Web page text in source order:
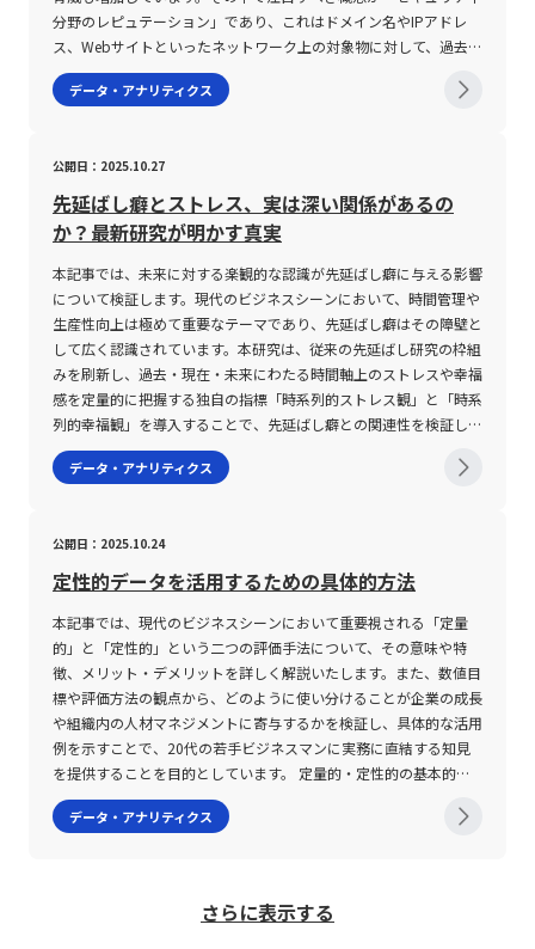
へと進化していることは明らかです。 若手ビジネスマンとして今
後ますますグローバルな視点から資産運用やリスクマネジメントに
しております。市場の動向を見極め、科学的なアプローチと経験に
ドボラティリティ、ヒストリカルボラティリティ、リアライズドボ
ラティリティといった複数の視点から市場の動向を分析する手法
は、特にFX市場において有効である。 また、出来高や市場の流動
性、さらには時間帯や季節といった外部要因がボラティリティに与
急激な変動により予期せぬ損失を招くリスクも伴う。 そのため、
取引を行う際には各種テクニカル指標の活用や慎重な資金管理、さ
らにAIなどの最新技術を取り入れた相場分析が求められる。 特
に、若手ビジネスマンにとっては、リスクテイクの姿勢と同時に、
情報の正確な理解と柔軟な対応が今後のキャリアや資産運用におい
ても大いに役立つ知識となるだろう。 最後に、金融市場は常に変
動しており、ボラティリティの変化は新たな投資機会を提供する一
方で大きな落とし穴も存在する。 市場動向を定期的にモニター
し、最新の分析手法やツールを取り入れることで、投資リスクの低
減と利益の最大化を目指すことができる。 未来の市場環境におい
て、的確なリスク管理と柔軟な戦略の構築が、投資家としての成長
またがり、各企業の多様なニーズに対応できる柔軟性を有していま
す。一方で、システム導入においては、自社の業務プロセスに合致
した機能性、提供形態、サポート体制、操作性、既存システムとの
連携など複数の要件を精査し、総合的に判断する必要があります。
す。企業は、迅速な情報更新と正確なデータ管理を基盤とする新た
な人事システムの導入を通じて、業務効率の向上だけでなく、長期
的な組織強化を実現するチャンスを手にしています。今後、労働環
境や働き方のさらなる変革が予想される中で、デジタルツールとし
ての人事システムは、現代のビジネスパーソンにとって必須の戦略
ツールとなるでしょう。したがって、導入の際には各種注意点を十
分に考慮し、企業の現状と将来展望に応じた最適な選択が求められ
ます。これにより、社員が安心して能力を発揮できる環境を整備
し、企業全体の競争力を一層高めることが可能となるのです。
的なプロセスや、導入後に想定される各種シナリオ、リスクとベネ
フィットを評価するために、各分岐先において数値化された評価を
行います。この段階での数値評価は、実際のビジネス現場における
実績データや市場調査、フィードバックを反映することが求めら
て再構築・修正を行うことが不可欠です。 第四に、最終的な結論
や結果が明確になった段階で、ツリーの終点を示す終点ノードを配
置し、全体のプロセスをクローズします。ここでは、最終的な評価
額や効率性、リスク回避策などを詳細に記述し、導出された結論が
どのような根拠に基づいたものであるかを明確化させます。たとえ
ば、複数の自動化ツールの比較検討において、期待値や効果、投資
対効果の結果から最適なツールを選定するプロセスを具体例とする
ことで、デシジョンツリーの有用性が実証されます。 このよう
に、デシジョンツリーの作成は、単一の意思決定ではなく、複数の
選択肢を段階的に分析・評価することで複雑な課題に対して最適な
解決策を導出するためのフレームワークであると言えます。 デシ
ジョンツリーの注意点と留意事項 デシジョンツリーをビジネスで
活用する際には、いくつかの注意点が存在します。まず第一に、全
セスが複雑化するリスクが伴います。そのため、初期段階において
は大きな枠組みとして主要な要素を設定し、必要に応じて分岐ごと
に詳細な評価を行うという段階的アプローチが推奨されます。 次
に、デシジョンツリーはあくまで定量的な評価を補助するツールで
あり、すべてのビジネス課題に対して万能ではありません。特に、
数値化が難しい感性的な評価項目や、市場の急激な変動に伴う不確
実性を完全に反映することは困難であるため、定性的な判断とのバ
ランスを意識することが重要です。また、評価基準の設定にあたっ
ては、現場の実情や過去の実績、最新の市場動向を十分に反映させ
ることで、より信頼性の高い意思決定が可能となります。 さら
に、関係者間での認識共有が不十分な場合、デシジョンツリー自体
が一部の担当者の主観に偏ったものとなる可能性もあります。この
手ビジネスマンが実際のプロジェクトや業務改善活動においてこの
手法を活用する際には、メンターや先輩のアドバイスを取り入れる
も一般的です。ヒストグラムは、各階級ごとの度数を棒グラフで示
すため、データの偏りや集中傾向を直感的に把握できる利点があり
ます。この手法は、マーケティングリサーチや顧客満足度調査、さ
らには製品の品質管理に至るまで、幅広いビジネスシーンで活用さ
を階級ごとに区分する際の「階級幅」の設定が分析結果に大きく影
響します。階級幅が狭すぎると、表が複雑になり、逆に広すぎると
データの細部が失われ、全体の傾向を正確に把握しにくくなる可能
性があります。適切な階級幅の設定は、データの特性や目的に応じ
たバランスが求められ、試行錯誤を重ねて最適な分類方法を見出す
必要があります。 第二の注意点は、度数分布表から算出される統
計指標、すなわち平均値、中央値、最頻値の意味や計算方法に対す
る理解です。例えば、平均値は各階級値に度数を掛けた総和をデー
タ数で割ることで求められますが、データの分布が偏っている場合
には、中央値や最頻値がより有効な代表値となります。中央値は、
データを昇順または降順に並べた際の中央の値を示し、最頻値は最
も頻出する階級値を表します。これらの指標は、データの分布形状
が偏っている場合や外れ値の影響を受けやすい場合に、平均値だけ
ッドシートといった表計算ソフトを使用するのが一般的です。これ
らのツールでは、Frequency関数やCOUNTIF、COUNTIFSといった
ができます。たとえば、特定の範囲内におけるデータ数を算出した
り、指定した条件に重複するデータをカウントすることにより、効
率的かつ正確な度数分布表の作成が可能となります。さらに、表計
算ソフトに備わるグラフ作成機能を利用すれば、ヒストグラムや棒
グラフなどを手軽に生成し、視覚的な分析資料として活用できる点
も大きな利点です。 ただし、これらのツールを用いた作業におい
ては、各関数や機能の仕様を正確に把握することが求められます。
たとえば、COUNTIFS関数は複数の条件を同時に満たすセルの数を
求めるため、1つの条件のみを対象とする場合と条件が複数ある場
データチェックや検証は必須です。これらの注意点を踏まえた上
で、度数分布表の作成やその結果の解釈を行うことが、正確なデー
り、複利効果を考慮しているため、成長の持続性をより正確に評価
できる点が特徴です。 CAGRの注意点 一方で、CAGRの利用にあた
ってはいくつかの重要な注意点があります。まず第一に、CAGRは
あくまで期間全体の平均値を算出するため、中間における一時的な
るため、短期の変動要因やリスク評価が十分に伝わらない可能性が
あります。また、CAGRは使用するデータの質と量に大きく依存す
るため、異常値や外れ値が含まれる場合、真の成長率を過大または
過小に評価してしまうリスクが存在します。さらに、対象とする期
間が極端に短い場合や、業界特性による成長パターンの違いを無視
すると、誤った結論に至る可能性があります。これらの理由から、
CAGRのみを用いた評価ではなく、同時に他のKPIや業界平均、マ
クロ経済指標などとの比較分析を行うことが求められます。特に
20代の若手ビジネスマンやスタートアップ関係者にとっては、初
期段階の成長評価においては月単位の成長率を示すCMGRとの併用
が望ましく、短期的な動向と中長期的なトレンドの双方を包括的に
理解することが重要です。また、Excelなどの表計算ソフトウェア
を用いた計算方法についても、数式やPOWER関数を活用した正確
ます。以上の観点から、CAGRの利用は非常に有用な一方で、その
算出結果が必ずしも事業の持続可能な成長を保証するものではない
点に注意が必要です。 まとめ 本稿では、急速に変化するビジネス
環境において、定量的な成長評価の指標として注目される
CAGR（年平均成長率）について、基本的な概念、計算式、及びそ
のメリットと限界について解説しました。特に、CAGRは複利効果
を踏まえた実質的な成長レベルを示す指標であり、数年に亘る長期
的な企業評価や投資判断の際に大変有用です。しかしながら、期間
内のボラティリティや中間の変動要因を捉えにくいという欠点も併
せ持つため、短期の成長分析が必要なシーンではCMGR（月平均成
長率）との併用が効果的です。また、実務においてはデータの正確
性や期間設定、さらには業界特性を十分に考慮することが、CAGR
このような定量的な指標は、投資家や起業家のみならず、今後のキ
分野のレピュテーション」であり、これはドメイン名やIPアドレ
ス、Webサイトといったネットワーク上の対象物に対して、過去の
実績や行動履歴に基づき信頼性を評価する技術です。本記事では、
レピュテーションの仕組みやその種類、また具体的なメリットと併
におけるレピュテーションとは、本来「評判」や「風評」という意
味合いを持つ言葉を基に、IPアドレス、ドメイン、Webサイトなど
各種ネットワーク上の対象物の信頼性を数値化または評価する技術
を指します。具体的には、過去の活動履歴、トラフィックパター
ン、第三者からのフィードバック、さらには他のセキュリティベン
ダーによる評価など、複合的な情報をもとにして算出されます。こ
の評価は、スパムメールの送信、フィッシングサイトの運営、マル
ウェア感染のリスクなど、悪意ある行動の有無を判断するための重
要な指標となっており、結果としてセキュリティ対策の精度向上に
寄与しています。 レピュテーションの主要な対象には、主に以下
の3種類が存在します。まず、ドメインレピュテーションは特定の
ドメイン名に付随する評価であり、スパム配信や不正なサイト運営
履歴がある場合、信頼性が低いと判断されます。次に、IPレピュテ
さも伴います。最後に、WebレピュテーションはWebサイト全体
のコンテンツ安全性や利用者からの信頼をベースに評価を行い、不
正なスクリプトやセキュリティホールが存在する場合には低評価と
なります。 これらの評価は、企業のネットワーク環境やオンライ
ンサービスの信頼性向上に大きく貢献しており、たとえばメール配
信サービスやWebサイトのアクセス管理においては、レピュテー
ションスコアを参照することで危険なアクセスが自動的に弾かれる
仕組みが実現されています。評価基準としては、送信元のIPアドレ
スの過去の履歴、不審なメール内容や添付ファイルの有無、そして
ブラックリストへの掲載歴などが挙げられます。これにより、企業
は自社のセキュリティ体制をより効率的かつ高度に維持することが
可能となっています。 レピュテーションの仕組みと評価基準 レピ
セスから成り立っています。このスコアは、一定の評価基準をクリ
アしているかどうかによって、どの程度の信頼性があるかを示すも
データ・アナリティクス
公開日：2025.10.27
先延ばし癖とストレス、実は深い関係があるの
か？最新研究が明かす真実
本記事では、未来に対する楽観的な認識が先延ばし癖に与える影響
について検証します。現代のビジネスシーンにおいて、時間管理や
生産性向上は極めて重要なテーマであり、先延ばし癖はその障壁と
して広く認識されています。本研究は、従来の先延ばし研究の枠組
みを刷新し、過去・現在・未来にわたる時間軸上のストレスや幸福
感を定量的に把握する独自の指標「時系列的ストレス観」と「時系
列的幸福観」を導入することで、先延ばし癖との関連性を検証して
います。また、研究結果は、未来に対して「今よりもストレスが増
えることはない」という楽観的な認識を持つ人々において、深刻な
ばし癖の関係とは 本研究は、さまざまな時間軸における主観的な
ストレスと幸福感を9件法で測定し、それぞれの変動パターンを
ました。質問例として、「過去10年間でどれくらいストレスを感
じましたか？」、「今この瞬間どれくらい幸福感を感じています
か？」、「この先1年でどれくらいストレスを感じると思います
か？」といった問いが用いられ、参加者の過去から未来に至るまで
の感情の変化を詳細に把握しています。「時系列的ストレス観」に
は、未来に向かうにつれてストレスが低下または少なくとも現状を
上回らない「下降型」、未来に向かってストレスが増大する「上昇
型」、現在が最もストレスが低く、そこから過去および未来に向か
ってストレスが増加する「V字型」、および特定の過去の時点でス
に、未来に進むにつれてストレスが低下するという下降型の認知パ
ターンを持つ人々は、先延ばし癖が深刻なグループに比べ、その割
データ・アナリティクス
公開日：2025.10.24
定性的データを活用するための具体的方法
本記事では、現代のビジネスシーンにおいて重要視される「定量
的」と「定性的」という二つの評価手法について、その意味や特
徴、メリット・デメリットを詳しく解説いたします。また、数値目
標や評価方法の観点から、どのように使い分けることが企業の成長
や組織内の人材マネジメントに寄与するかを検証し、具体的な活用
例を示すことで、20代の若手ビジネスマンに実務に直結する知見
を提供することを目的としています。 定量的・定性的の基本的概
念とは 「定量的」とは、物事の性質や成果を数値として表現する
手法を指します。英語表現で「Quantitatively」とされるこのアプ
企業の業績やプロジェクトの進捗を明確に示すデータとして活用さ
データ・アナリティクス
さらに表示する